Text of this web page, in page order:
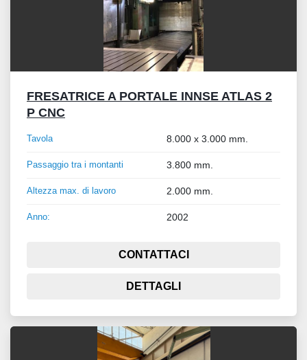
FRESATRICE A PORTALE INNSE ATLAS 2
P CNC
Tavola 8.000 x 3.000 mm.
Passaggio tra i montanti 3.800 mm.
Altezza max. di lavoro 2.000 mm.
Anno: 2002
CONTATTACI
DETTAGLI